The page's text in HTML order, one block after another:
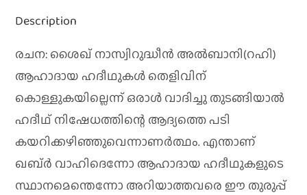
Description
രചന: ശൈഖ് നാസ്വിറുദ്ധീന്‍ അല്‍ബാനി(റഹി)
ആഹാദായ ഹദീഥുകള്‍ തെളിവിന്
കൊള്ളുകയില്ലെന്ന് ഒരാള്‍ വാദിച്ചു തുടങ്ങിയാല്‍
ഹദീഥ് നിഷേധത്തിന്റെ ആദ്യത്തെ പടി
കയറിക്കഴിഞ്ഞുവെന്നാണര്‍ത്ഥം. എന്താണ്
ഖബ്ര്‍ വാഹിദെന്നോ ആഹാദായ ഹദീഥുകളുടെ
സ്ഥാനമെന്തെന്നോ അറിയാത്തവരെ ഈ തുരുപ്പ്